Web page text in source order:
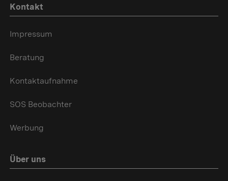
Kontakt
Impressum
Beratung
Kontaktaufnahme
SOS Beobachter
Werbung
Über uns